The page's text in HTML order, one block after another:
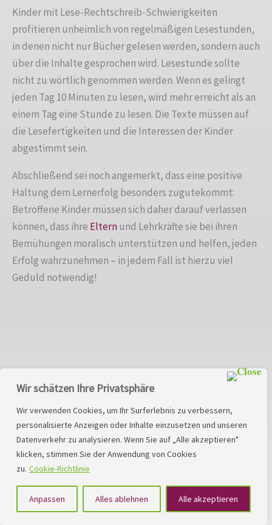
Wir schätzen Ihre Privatsphäre
Wir verwenden Cookies, um Ihr Surferlebnis zu verbessern,
personalisierte Anzeigen oder Inhalte einzusetzen und unseren
Datenverkehr zu analysieren. Wenn Sie auf „Alle akzeptieren"
klicken, stimmen Sie der Anwendung von Cookies
zu. Cookie-Richtlinie
Anpassen Alles ablehnen Alle akzeptieren
Kinder mit Lese-Rechtschreib-Schwierigkeiten
profitieren unheimlich von regelmäßigen Lesestunden,
in denen nicht nur Bücher gelesen werden, sondern auch
über die Inhalte gesprochen wird. Lesestunde sollte
nicht zu wörtlich genommen werden. Wenn es gelingt
jeden Tag 10 Minuten zu lesen, wird mehr erreicht als an
einem Tag eine Stunde zu lesen. Die Texte müssen auf
die Lesefertigkeiten und die Interessen der Kinder
abgestimmt sein.
Abschließend sei noch angemerkt, dass eine positive
Haltung dem Lernerfolg besonders zugutekommt:
Betroffene Kinder müssen sich daher darauf verlassen
können, dass ihre Elternund Lehrkräfte sie bei ihren
Bemühungen moralisch unterstützen und helfen, jeden
Erfolg wahrzunehmen – in jedem Fall ist hierzu viel
Geduld notwendig!
Was sind Lese-Rechtschreib-Schwierigkeiten und warum
ist eine frühzeitige Intervention wichtig?
Lese-Rechtschreib-Schwierigkeiten können durch eine
Reihe von Faktoren bedingt sein. Einige Kinder brauchen
nur etwas mehr Zeit lesen zulernenoder die Regeln der
Sprache zu verstehen. Andere Kinder haben noch
tiefergehende Schwierigkeiten, die ihre Fähigkeit
beeinträchtigt lesen und schreiben zu lernen.